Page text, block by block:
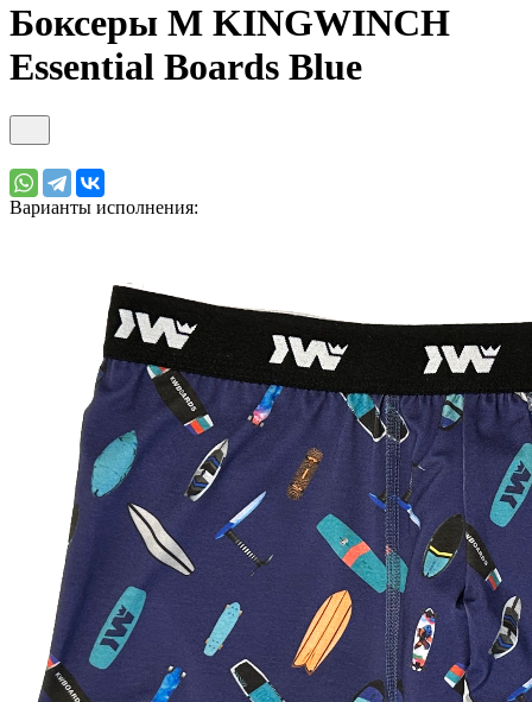
Боксеры М KINGWINCH
Essential Boards Blue
Варианты исполнения: